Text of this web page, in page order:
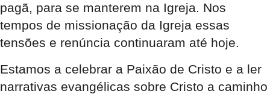
pagã, para se manterem na Igreja. Nos
tempos de missionação da Igreja essas
tensões e renúncia continuaram até hoje.
Estamos a celebrar a Paixão de Cristo e a ler
narrativas evangélicas sobre Cristo a caminho